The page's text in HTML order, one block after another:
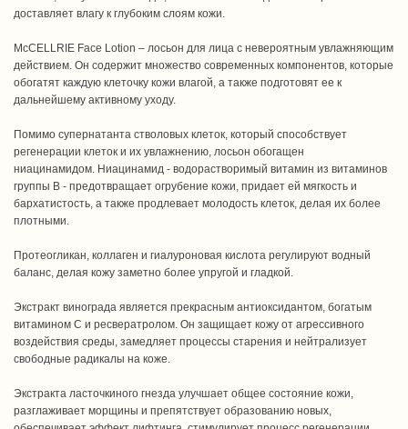
доставляет влагу к глубоким слоям кожи.
McCELLRIE Face Lotion – лосьон для лица с невероятным увлажняющим
действием. Он содержит множество современных компонентов, которые
обогатят каждую клеточку кожи влагой, а также подготовят ее к
дальнейшему активному уходу.
Помимо супернатанта стволовых клеток, который способствует
регенерации клеток и их увлажнению, лосьон обогащен
ниацинамидом. Ниацинамид - водорастворимый витамин из витаминов
группы В - предотвращает огрубение кожи, придает ей мягкость и
бархатистость, а также продлевает молодость клеток, делая их более
плотными.
Протеогликан, коллаген и гиалуроновая кислота регулируют водный
баланс, делая кожу заметно более упругой и гладкой.
Экстракт винограда является прекрасным антиоксидантом, богатым
витамином С и ресвератролом. Он защищает кожу от агрессивного
воздействия среды, замедляет процессы старения и нейтрализует
свободные радикалы на коже.
Экстракта ласточкиного гнезда улучшает общее состояние кожи,
разглаживает морщины и препятствует образованию новых,